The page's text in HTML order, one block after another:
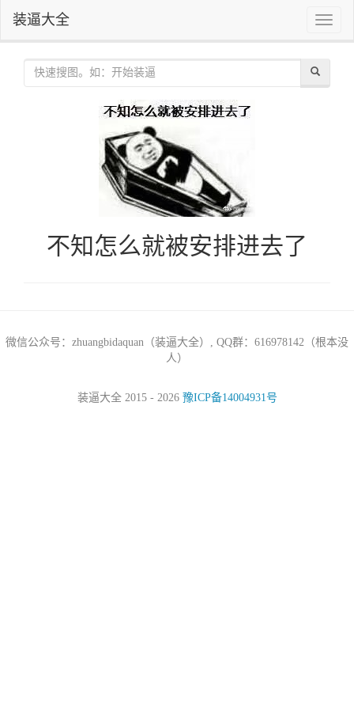
Toggle
装逼大全
不知怎么就被安排进去了
微信公众号：zhuangbidaquan（装逼大全）, QQ群：616978142（根本没
人）
装逼大全 2015 - 2026 豫ICP备14004931号